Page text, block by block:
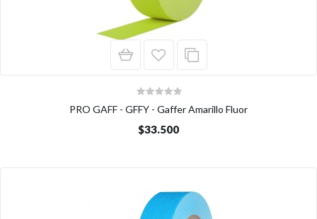
PRO GAFF - GFFY - Gaffer Amarillo Fluor
$33.500